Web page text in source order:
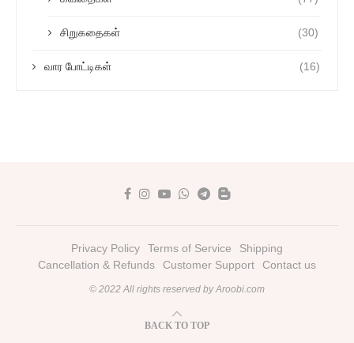
சிறுகதைகள் (30)
வார போட்டிகள் (16)
Privacy Policy Terms of Service
Shipping
Cancellation & Refunds
Customer Support Contact us
© 2022 All rights reserved by Aroobi.com
BACK TO TOP